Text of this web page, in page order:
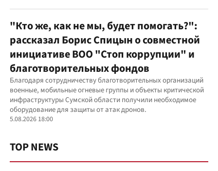
"Кто же, как не мы, будет помогать?":
рассказал Борис Спицын о совместной
инициативе ВОО "Стоп коррупции" и
благотворительных фондов
Благодаря сотрудничеству благотворительных организаций
военные, мобильные огневые группы и объекты критической
инфраструктуры Сумской области получили необходимое
оборудование для защиты от атак дронов.
5.08.2026 18:00
TOP NEWS